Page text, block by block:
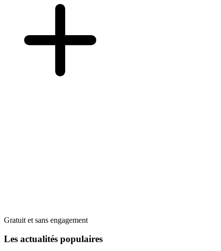
Gratuit et sans engagement
Les actualités populaires